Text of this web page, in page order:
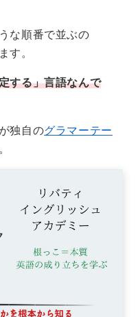
な順番で並ぶの
す。
する」言語なんで
独自のグラマーテー